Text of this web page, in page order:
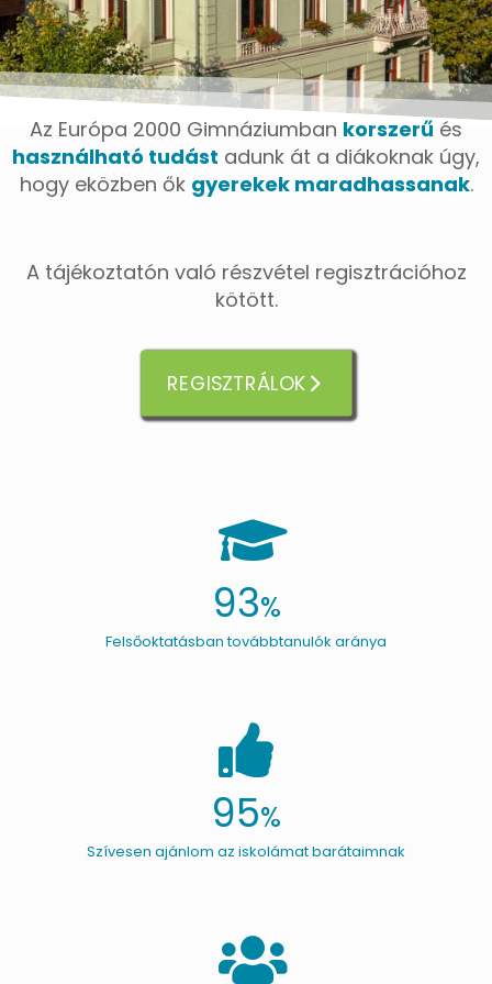
Az Európa 2000 Gimnáziumban korszerű és
használható tudást adunk át a diákoknak úgy,
hogy eközben ők gyerekek maradhassanak.
A tájékoztatón való részvétel regisztrációhoz
kötött.
REGISZTRÁLOK
93%
Felsőoktatásban továbbtanulók aránya
95%
Szívesen ajánlom az iskolámat barátaimnak